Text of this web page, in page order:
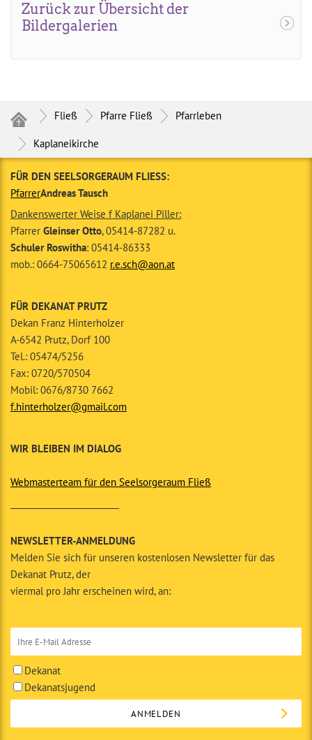
Zurück zur Übersicht der
Bildergalerien
Fließ Pfarre Fließ Pfarrleben
Kaplaneikirche
FÜR DEN SEELSORGERAUM FLIESS:
PfarrerAndreas Tausch
Dankenswerter Weise f Kaplanei Piller:
Pfarrer Gleinser Otto, 05414-87282 u.
Schuler Roswitha: 05414-86333
mob.: 0664-75065612 r.e.sch@aon.at
FÜR DEKANAT PRUTZ
Dekan Franz Hinterholzer
A-6542 Prutz, Dorf 100
Tel.: 05474/5256
Fax: 0720/570504
Mobil: 0676/8730 7662
f.hinterholzer@gmail.com
WIR BLEIBEN IM DIALOG
Webmasterteam für den Seelsorgeraum Fließ
NEWSLETTER-ANMELDUNG
Melden Sie sich für unseren kostenlosen Newsletter für das
Dekanat Prutz, der
viermal pro Jahr erscheinen wird, an:
Dekanat
Dekanatsjugend